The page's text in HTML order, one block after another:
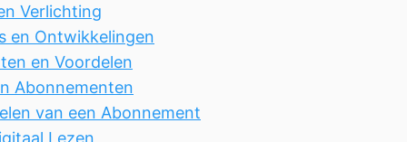
Verlichting
en Ontwikkelingen
en Voordelen
Abonnementen
van een Abonnement
Lezen